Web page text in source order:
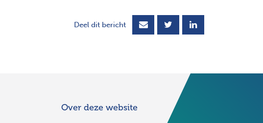
Deel dit bericht
Over deze website